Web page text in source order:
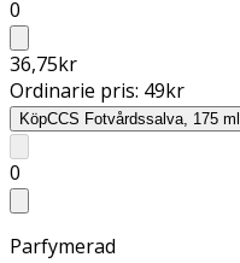
0
36,75kr
Ordinarie pris: 49kr
KöpCCS Fotvårdssalva, 175 ml
0
Parfymerad